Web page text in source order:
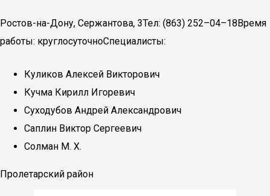
Ростов-на-Дону, Сержантова, 3Тел: (863) 252–04–18Время
работы: круглосуточноСпециалисты:
Куликов Алексей Викторович
Кучма Кирилл Игоревич
Суходубов Андрей Александрович
Саплин Виктор Сергеевич
Солман М. Х.
Пролетарский район